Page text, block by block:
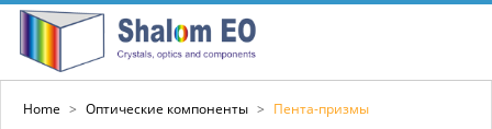
Home > Оптические компоненты > Пента-призмы